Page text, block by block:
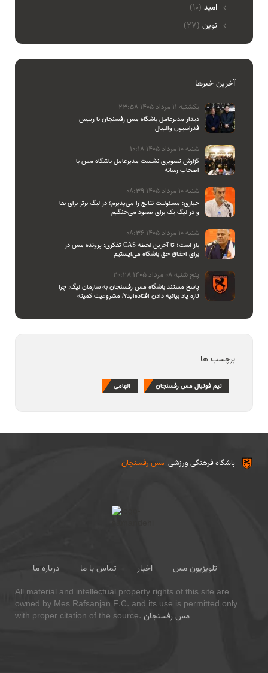
امید (10)
نوین (27)
آخرین خبرها
یکشنبه 11 مرداد 1405 23:58
دیدار مدیرعامل باشگاه مس رفسنجان با رییس
فدراسیون والیبال
شنبه 10 مرداد 1405 10:18
گزارش تصویری نشست مدیرعامل باشگاه مس با
اصحاب رسانه
شنبه 10 مرداد 1405 08:39
جباری: مسئولیت نتایج را می‌پذیرم؛ در لیگ برتر برای بقا
و در لیگ یک برای صعود می‌جنگیم
شنبه 10 مرداد 1405 08:36
تفکری: پرونده مس در CAS باز است؛ تا آخرین لحظه
برای احقاق حق باشگاه می‌ایستیم
پنج شنبه 08 مرداد 1405 20:28
پاسخ مستند باشگاه مس رفسنجان به سازمان لیگ: چرا
تازه یاد بیانیه دادن افتاده‌اید؟/ مشروعیت کمیته
برچسب ها
تیم فوتبال مس رفسنجان الهامی
مس رفسنجان باشگاه فرهنگی ورزشی
درباره ما تماس با ما اخبار
تلویزیون مس
All material and intellectual property rights of this site are
owned by Mes Rafsanjan F.C. and its use is permitted only
with proper citation of the source. مس رفسنجان